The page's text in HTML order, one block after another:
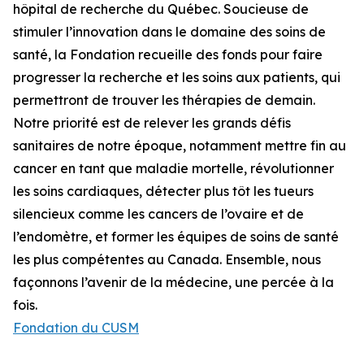
hôpital de recherche du Québec. Soucieuse de
stimuler l’innovation dans le domaine des soins de
santé, la Fondation recueille des fonds pour faire
progresser la recherche et les soins aux patients, qui
permettront de trouver les thérapies de demain.
Notre priorité est de relever les grands défis
sanitaires de notre époque, notamment mettre fin au
cancer en tant que maladie mortelle, révolutionner
les soins cardiaques, détecter plus tôt les tueurs
silencieux comme les cancers de l’ovaire et de
l’endomètre, et former les équipes de soins de santé
les plus compétentes au Canada. Ensemble, nous
façonnons l’avenir de la médecine, une percée à la
fois.
Fondation du CUSM